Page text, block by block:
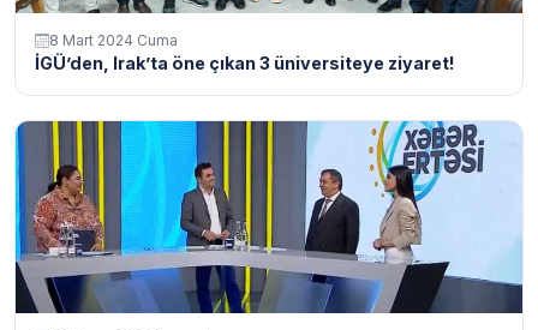
8 Mart 2024 Cuma
İGÜ’den, Irak’ta öne çıkan 3 üniversiteye ziyaret!